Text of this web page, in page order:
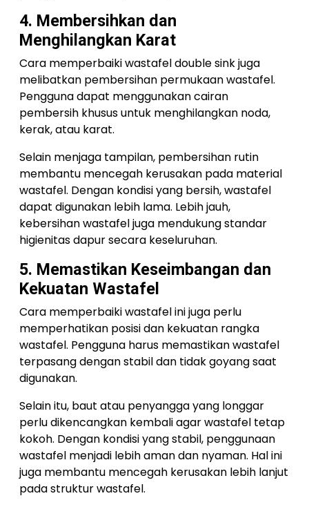
4. Membersihkan dan
Menghilangkan Karat
Cara memperbaiki wastafel double sink juga
melibatkan pembersihan permukaan wastafel.
Pengguna dapat menggunakan cairan
pembersih khusus untuk menghilangkan noda,
kerak, atau karat.
Selain menjaga tampilan, pembersihan rutin
membantu mencegah kerusakan pada material
wastafel. Dengan kondisi yang bersih, wastafel
dapat digunakan lebih lama. Lebih jauh,
kebersihan wastafel juga mendukung standar
higienitas dapur secara keseluruhan.
5. Memastikan Keseimbangan dan
Kekuatan Wastafel
Cara memperbaiki wastafel ini juga perlu
memperhatikan posisi dan kekuatan rangka
wastafel. Pengguna harus memastikan wastafel
terpasang dengan stabil dan tidak goyang saat
digunakan.
Selain itu, baut atau penyangga yang longgar
perlu dikencangkan kembali agar wastafel tetap
kokoh. Dengan kondisi yang stabil, penggunaan
wastafel menjadi lebih aman dan nyaman. Hal ini
juga membantu mencegah kerusakan lebih lanjut
pada struktur wastafel.